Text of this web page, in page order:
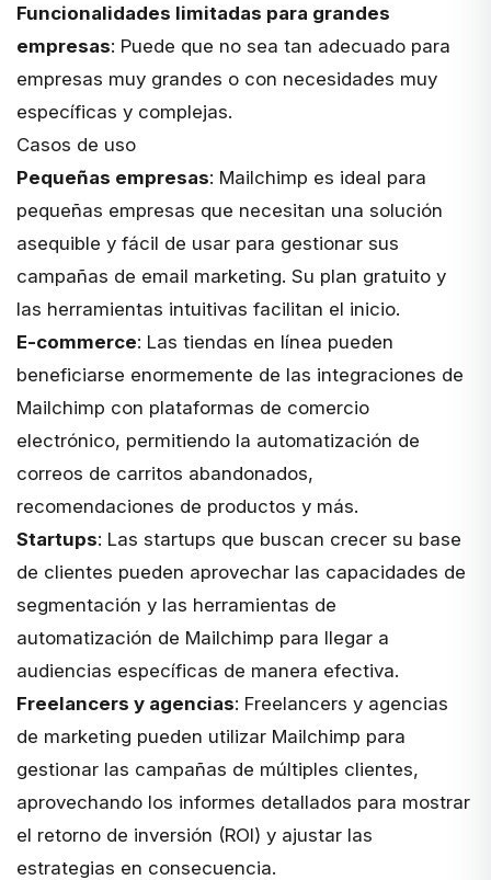
Funcionalidades limitadas para grandes
empresas: Puede que no sea tan adecuado para
empresas muy grandes o con necesidades muy
específicas y complejas.
Casos de uso
Pequeñas empresas: Mailchimp es ideal para
pequeñas empresas que necesitan una solución
asequible y fácil de usar para gestionar sus
campañas de email marketing. Su plan gratuito y
las herramientas intuitivas facilitan el inicio.
E-commerce: Las tiendas en línea pueden
beneficiarse enormemente de las integraciones de
Mailchimp con plataformas de comercio
electrónico, permitiendo la automatización de
correos de carritos abandonados,
recomendaciones de productos y más.
Startups: Las startups que buscan crecer su base
de clientes pueden aprovechar las capacidades de
segmentación y las herramientas de
automatización de Mailchimp para llegar a
audiencias específicas de manera efectiva.
Freelancers y agencias: Freelancers y agencias
de marketing pueden utilizar Mailchimp para
gestionar las campañas de múltiples clientes,
aprovechando los informes detallados para mostrar
el retorno de inversión (ROI) y ajustar las
estrategias en consecuencia.